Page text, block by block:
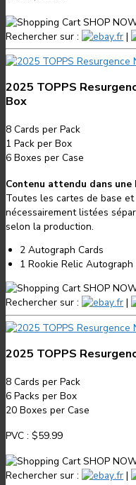
SHOP
Rechercher sur :
.fr |
2025 TOPPS
Box
8 Cards per Pack
1 Pack per Box
6 Boxes per Case
Contenu attendu dans une
Toutes les cartes de base
nécessairement listées
selon la production.
2 Autograph Cards
1 Rookie Relic Autograph
SHOP
Rechercher sur :
.fr |
2025 TOPPS
8 Cards per Pack
6 Packs per Box
20 Boxes per Case
PVC : $59.99
SHOP
Rechercher sur :
.fr |